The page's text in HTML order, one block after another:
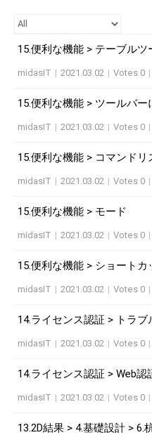
15.便利な機能 > テーブル
midasIT | 2021.03.02 | Votes 0 |
15.便利な機能 > ツールバー
midasIT | 2021.03.02 | Votes 0 |
15.便利な機能 > コマンドリ
midasIT | 2021.03.02 | Votes 0 |
15.便利な機能 > モード
midasIT | 2021.03.02 | Votes 0 |
15.便利な機能 > ショートカ
midasIT | 2021.03.02 | Votes 0 |
14.ライセンス認証 > トラ
midasIT | 2021.03.02 | Votes 0 |
14.ライセンス認証 > Web認
midasIT | 2021.03.02 | Votes 0 |
13.2D結果 > 4.基礎設計 > 6.